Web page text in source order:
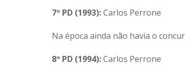
7º PD (1993):Carlos Perrone
Na época ainda não havia o
8º PD (1994):Carlos Perrone